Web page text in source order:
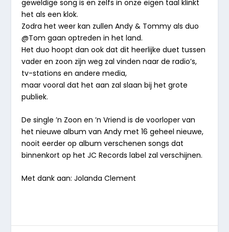
geweldige song is en zelfs in onze eigen taal klinkt
het als een klok.
Zodra het weer kan zullen Andy & Tommy als duo
@Tom gaan optreden in het land.
Het duo hoopt dan ook dat dit heerlijke duet tussen
vader en zoon zijn weg zal vinden naar de radio’s,
tv-stations en andere media,
maar vooral dat het aan zal slaan bij het grote
publiek.
De single ’n Zoon en ’n Vriend is de voorloper van
het nieuwe album van Andy met 16 geheel nieuwe,
nooit eerder op album verschenen songs dat
binnenkort op het JC Records label zal verschijnen.
Met dank aan: Jolanda Clement